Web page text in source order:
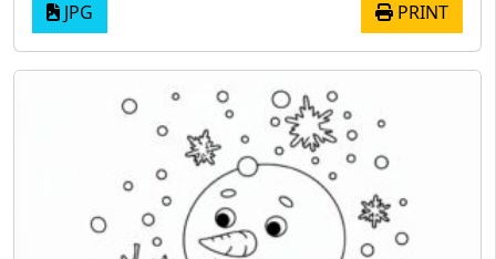
JPG PRINT